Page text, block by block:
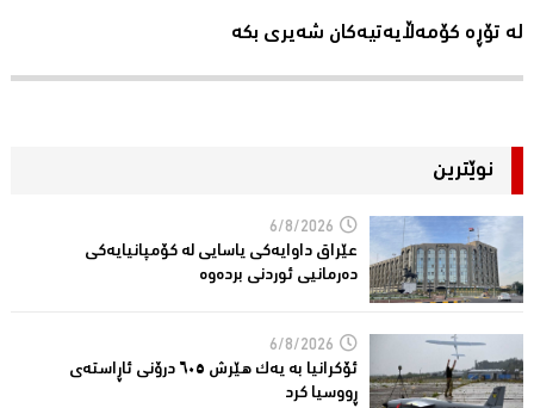
لە تۆڕە کۆمەڵایەتیەکان شەیری بکە
نوێترین
6/8/2026
عێراق داوایەکی یاسایی لە کۆمپانیایه‌كی
دەرمانیى ئوردنی بردەوە
6/8/2026
ئۆکرانیا بە یەک هێرش ٦٠٥ درۆنی ئاڕاستەى
ڕووسیا کرد